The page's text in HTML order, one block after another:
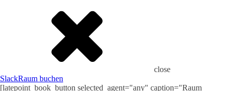
close
SlackRaum buchen
[latepoint_book_button selected_agent="any" caption="Raum